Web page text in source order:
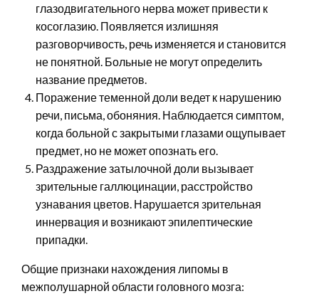
глазодвигательного нерва может привести к
косоглазию. Появляется излишняя
разговорчивость, речь изменяется и становится
не понятной. Больные не могут определить
название предметов.
Поражение теменной доли ведет к нарушению
речи, письма, обоняния. Наблюдается симптом,
когда больной с закрытыми глазами ощупывает
предмет, но не может опознать его.
Раздражение затылочной доли вызывает
зрительные галлюцинации, расстройство
узнавания цветов. Нарушается зрительная
иннервация и возникают эпилептические
припадки.
Общие признаки нахождения липомы в
межполушарной области головного мозга: